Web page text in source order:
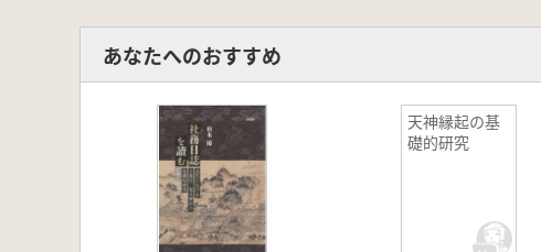
あなたへのおすすめ
天神縁起の基
礎的研究